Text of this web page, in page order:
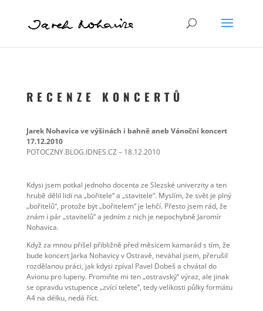
R E C E N Z E K O N C E R T Ů
Jarek Nohavica ve výšinách i bahně aneb Vánoční koncert
17.12.2010
POTOCZNY.BLOG.IDNES.CZ – 18.12.2010
Kdysi jsem potkal jednoho docenta ze Slezské univerzity a ten
hrubě dělil lidi na „bořitele“ a „stavitele“. Myslím, že svět je plný
„bořitelů“, protože být „bořitelem“ je lehčí. Přesto jsem rád, že
znám i pár „stavitelů“ a jedním z nich je nepochybně Jaromír
Nohavica.
Když za mnou přišel přibližně před měsícem kamarád s tím, že
bude koncert Jarka Nohavicy v Ostravě, neváhal jsem, přerušil
rozdělanou práci, jak kdysi zpíval Pavel Dobeš a chvátal do
Avionu pro lupeny. Promiňte mi ten „ostravský“ výraz, ale jinak
se opravdu vstupence „zvící telete“, tedy velikosti půlky formátu
A4 na délku, nedá říct.